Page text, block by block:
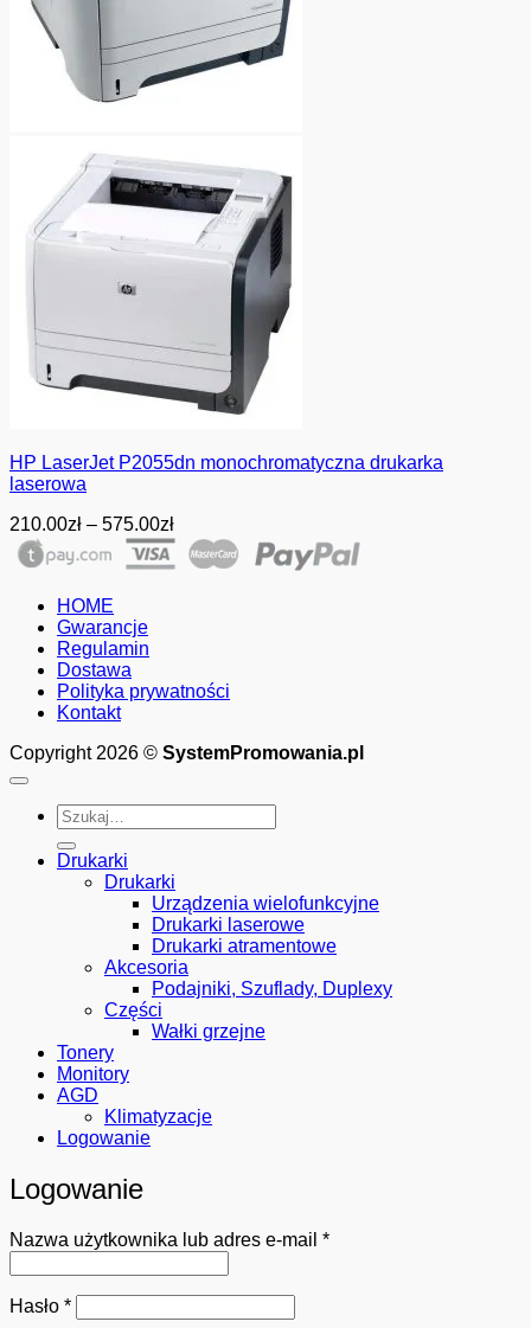
HP LaserJet P2055dn monochromatyczna drukarka
laserowa
210.00zł – 575.00złZakres
cen:
od
HOME
Gwarancje
Regulamin
Dostawa
Polityka prywatności
Kontakt
Copyright 2026 © SystemPromowania.pl
Szukaj:
Drukarki
Drukarki
Urządzenia wielofunkcyjne
Drukarki laserowe
Drukarki atramentowe
Akcesoria
Podajniki, Szuflady, Duplexy
Części
Wałki grzejne
Tonery
Monitory
AGD
Klimatyzacje
Logowanie
Logowanie
Nazwa użytkownika lub adres e-mail *Wymagane
Hasło *Wymagane